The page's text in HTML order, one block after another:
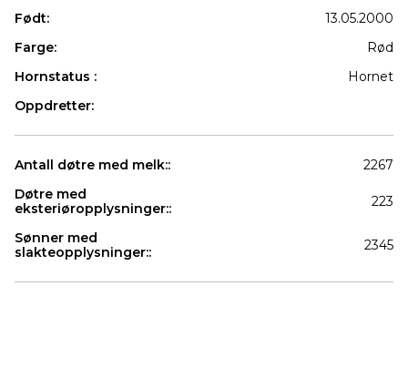
Født:
13.05.2000
Farge:
Rød
Hornstatus :
Hornet
Oppdretter:
Antall døtre med melk::
2267
Døtre med
eksteriøropplysninger::
223
Sønner med
slakteopplysninger::
2345